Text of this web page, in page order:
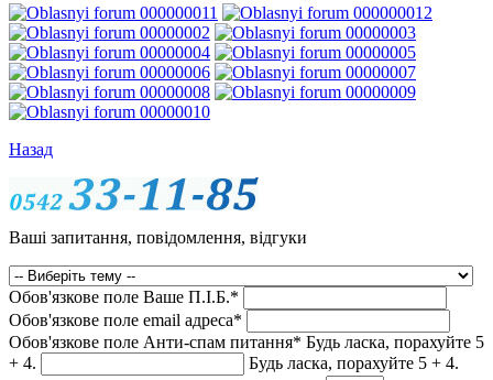
Назад
Ваші запитання, повідомлення, відгуки
Обов'язкове поле Ваше П.I.Б.*
Обов'язкове поле email адреса*
Обов'язкове поле Анти-спам питання* Будь ласка, порахуйте 5
+ 4.
Будь ласка, порахуйте 5 + 4.